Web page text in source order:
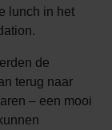
lunch in het
de
terug naar
– een mooi